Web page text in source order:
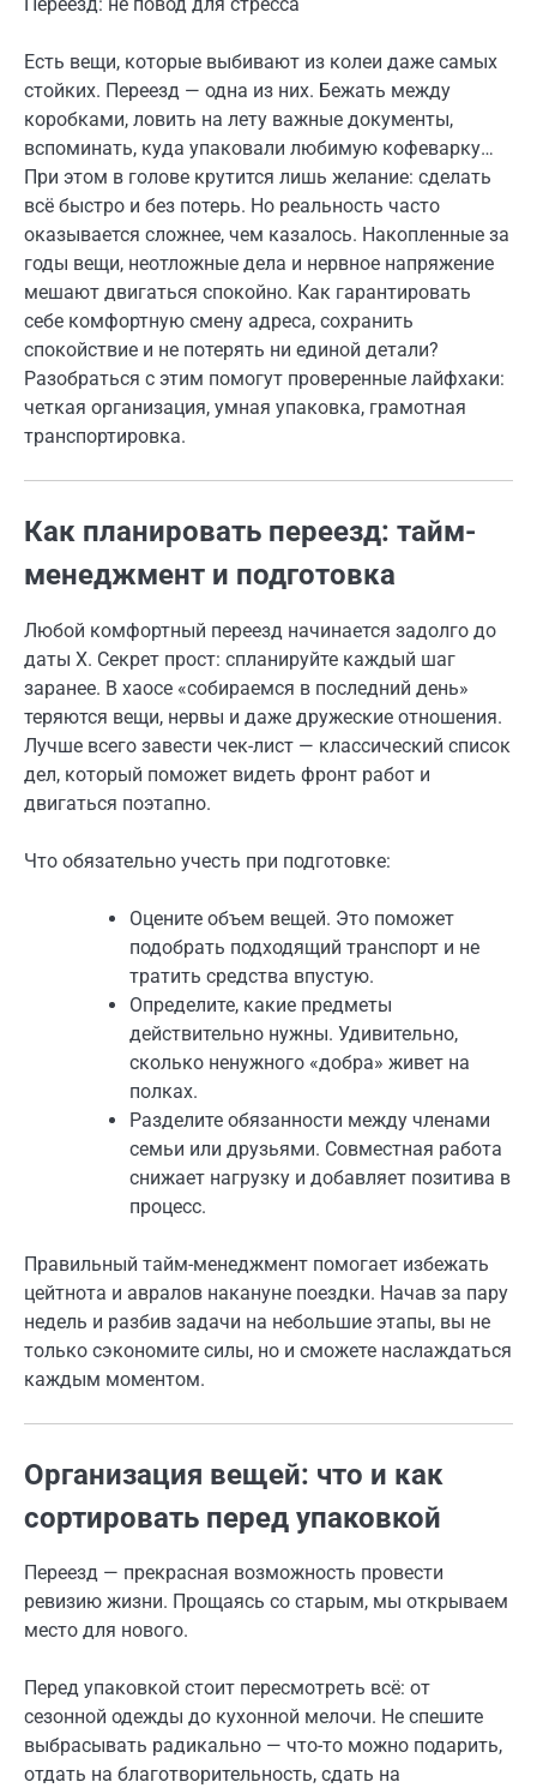
Есть вещи, которые выбивают из колеи даже самых
стойких. Переезд — одна из них. Бежать между
коробками, ловить на лету важные документы,
вспоминать, куда упаковали любимую кофеварку…
При этом в голове крутится лишь желание: сделать
всё быстро и без потерь. Но реальность часто
оказывается сложнее, чем казалось. Накопленные за
годы вещи, неотложные дела и нервное напряжение
мешают двигаться спокойно. Как гарантировать
себе комфортную смену адреса, сохранить
спокойствие и не потерять ни единой детали?
Разобраться с этим помогут проверенные лайфхаки:
четкая организация, умная упаковка, грамотная
транспортировка.
Как планировать переезд: тайм-
менеджмент и подготовка
Любой комфортный переезд начинается задолго до
даты Х. Секрет прост: спланируйте каждый шаг
заранее. В хаосе «собираемся в последний день»
теряются вещи, нервы и даже дружеские отношения.
Лучше всего завести чек-лист — классический список
дел, который поможет видеть фронт работ и
двигаться поэтапно.
Что обязательно учесть при подготовке:
Оцените объем вещей. Это поможет
подобрать подходящий транспорт и не
тратить средства впустую.
Определите, какие предметы
действительно нужны. Удивительно,
сколько ненужного «добра» живет на
полках.
Разделите обязанности между членами
семьи или друзьями. Совместная работа
снижает нагрузку и добавляет позитива в
процесс.
Правильный тайм-менеджмент помогает избежать
цейтнота и авралов накануне поездки. Начав за пару
недель и разбив задачи на небольшие этапы, вы не
только сэкономите силы, но и сможете наслаждаться
каждым моментом.
Организация вещей: что и как
сортировать перед упаковкой
Переезд — прекрасная возможность провести
ревизию жизни. Прощаясь со старым, мы открываем
место для нового.
Перед упаковкой стоит пересмотреть всё: от
сезонной одежды до кухонной мелочи. Не спешите
выбрасывать радикально — что-то можно подарить,
отдать на благотворительность, сдать на